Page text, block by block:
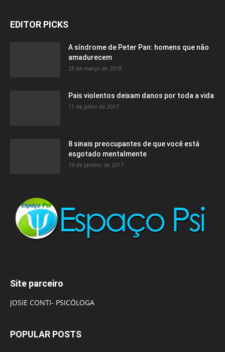
EDITOR PICKS
A síndrome de Peter Pan: homens que não
amadurecem
25 de março de 2018
Pais violentos deixam danos por toda a vida
11 de julho de 2017
8 sinais preocupantes de que você está
esgotado mentalmente
19 de janeiro de 2017
Site parceiro
JOSIE CONTI- PSICÓLOGA
POPULAR POSTS